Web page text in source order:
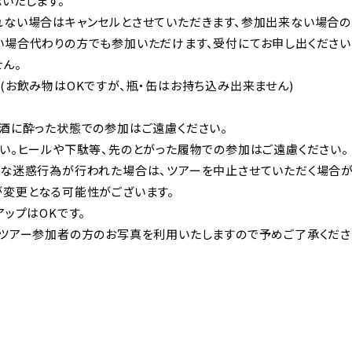
い場合はキャンセルとさせていただきます、参加出来ない場合
合代わりの方でも参加いただけます、受付にてお申し出ください
。
飲み物はOKですが、瓶・缶はお持ち込み出来ません)
に酔った状態での参加はご遠慮ください。
。ヒールや下駄等、先のとがった履物での参加はご遠慮ください。
迷惑行為が行われた場合は、ツアーを中止させていただく場合が
更となる可能性がございます。
プはOKです。
アー参加者の方のお写真を利用いたしますので予めご了承くださ